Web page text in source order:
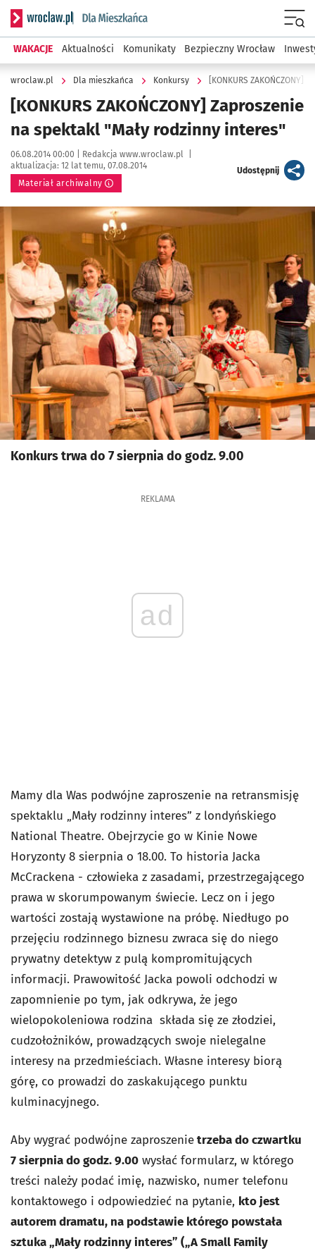
Serwis informacyjny wroclaw.pl podserwis: Dla mieszkańca
WAKACJE Aktualności Komunikaty Bezpieczny Wrocław
wroclaw.pl Dla mieszkańca Konkursy [KONKURS
[KONKURS ZAKOŃCZONY] Zaproszenie
na spektakl "Mały rodzinny interes"
Data publikacji:
06.08.2014 00:00 | Autor:
Redakcja www.wroclaw.pl
aktualizacja: 12 lat temu, 07.08.2014
Materiał archiwalny
Udostępnijartykuł
Kliknij, aby powiększyć
Konkurs trwa do 7 sierpnia do godz. 9.00
REKLAMA
ad
Mamy dla Was podwójne zaproszenie na retransmisję
spektaklu „Mały rodzinny interes” z londyńskiego
National Theatre. Obejrzycie go w Kinie Nowe
Horyzonty 8 sierpnia o 18.00. To historia Jacka
McCrackena - człowieka z zasadami, przestrzegającego
prawa w skorumpowanym świecie. Lecz on i jego
wartości zostają wystawione na próbę. Niedługo po
przejęciu rodzinnego biznesu zwraca się do niego
prywatny detektyw z pulą kompromitujących
informacji. Prawowitość Jacka powoli odchodzi w
zapomnienie po tym, jak odkrywa, że jego
wielopokoleniowa rodzina składa się ze złodziei,
cudzołożników, prowadzących swoje nielegalne
interesy na przedmieściach. Własne interesy biorą
górę, co prowadzi do zaskakującego punktu
kulminacyjnego.
Aby wygrać podwójne zaproszenietrzeba do czwartku
7 sierpnia do godz. 9.00 wysłać formularz, w którego
treści należy podać imię, nazwisko, numer telefonu
kontaktowego i odpowiedzieć na pytanie, kto jest
autorem dramatu, na podstawie którego powstała
sztuka „Mały rodzinny interes” („A Small Family